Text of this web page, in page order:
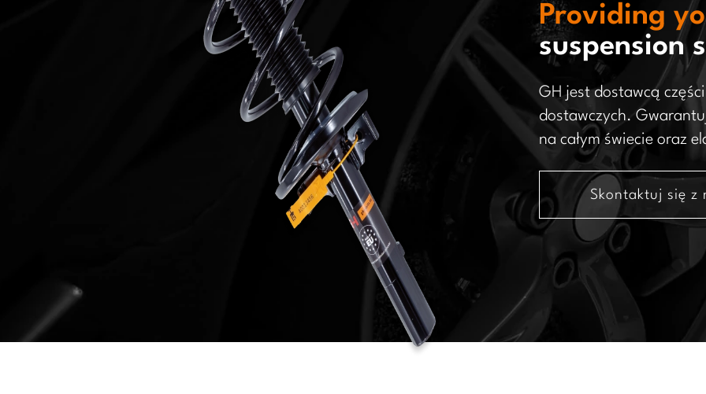
Providing
suspension
GH jest dostawcą
dostawczych.
na całym świecie oraz
Skontaktuj się z